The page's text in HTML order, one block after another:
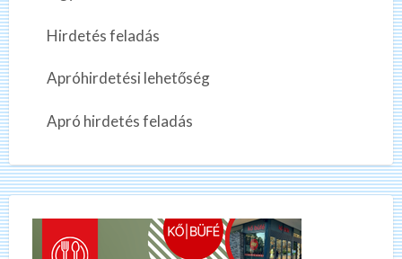
Hirdetés feladás
Apróhirdetési lehetőség
Apró hirdetés feladás